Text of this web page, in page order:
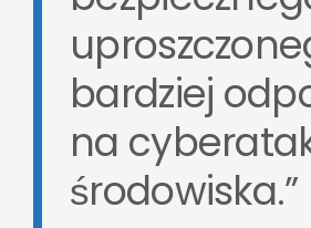
bardziej
na
środowiska.”